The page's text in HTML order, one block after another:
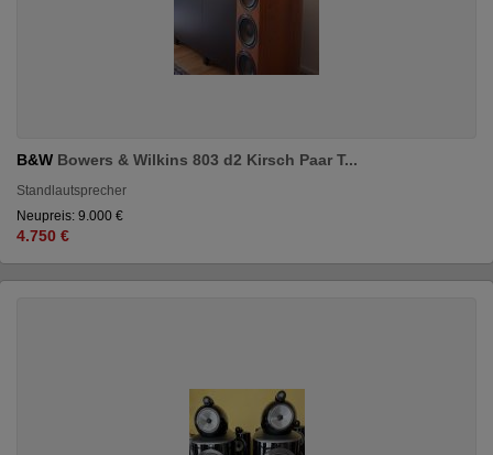
B&W Bowers & Wilkins 803 d2 Kirsch Paar T...
Standlautsprecher
Neupreis: 9.000 €
4.750 €